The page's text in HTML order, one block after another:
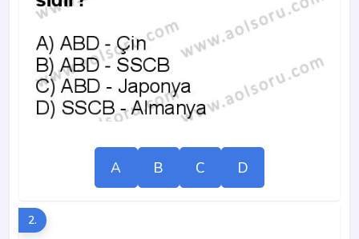
A B C D
2.